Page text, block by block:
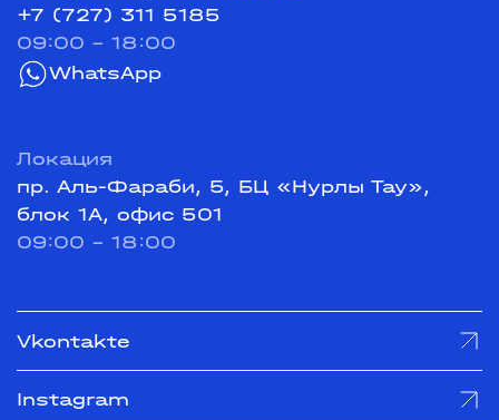
+7 (727) 311 5185
09:00 - 18:00
WhatsApp
Локация
пр. Аль-Фараби, 5, БЦ «Нурлы Тау»,
блок 1А, офис 501
09:00 - 18:00
Vkontakte
Instagram